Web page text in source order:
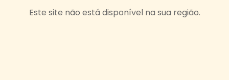
Este site não está disponível na sua região.